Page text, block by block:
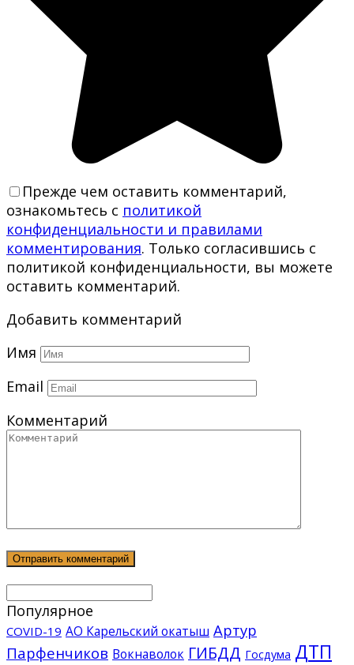
Прежде чем оставить комментарий,
ознакомьтесь с политикой
конфиденциальности и правилами
комментирования. Только согласившись с
политикой конфиденциальности, вы можете
оставить комментарий.
Добавить комментарий
Имя
Email
Комментарий
Популярное
COVID-19 АО Карельский окатыш Артур
Парфенчиков Вокнаволок ГИБДД Госдума ДТП